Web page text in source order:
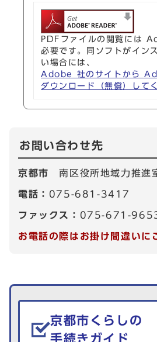
PDFファイルの閲覧には
必要です。同ソフトがイン
い場合には、
Adobe 社のサイトから
ダウンロード（無償）して
お問い合わせ先
京都市南区役所地域力推進
電話： 075-681-3417
ファックス： 075-671-
お電話の際はお掛け間違いに
生活情報を探す
京都市くらしの
手続きガイド